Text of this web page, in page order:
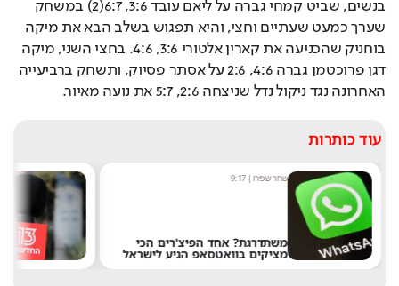
בנשים, שביט קמחי גברה על ליאם עובד 3:6, 6:7(2) במשחק
שערך כמעט שעתיים וחצי, והיא תפגוש בשלב הבא את מיקה
בוחניק שהכניעה את קארין אלטורי 3:6, 4:6. בחצי השני, מיקה
דגן פרוכטמן גברה 4:6, 2:6 על אסתר פסיוק, ותשחק ברביעייה
האחרונה נגד ניקול נדל שניצחה 2:6, 5:7 את נועה מאיור.
עוד כותרות
שחר שפירו|
9:17
משתדרגת? אחד הפיצ'רים הכי
מציקים בוואטסאפ הגיע לישראל